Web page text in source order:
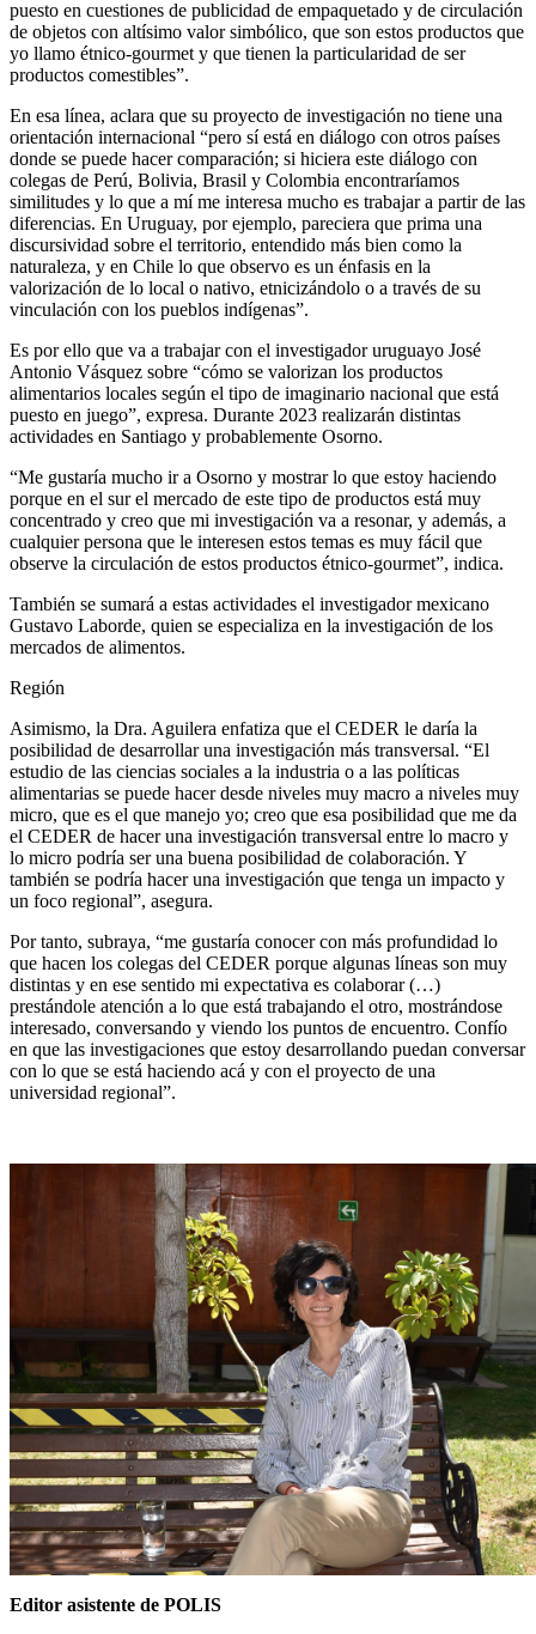
puesto en cuestiones de publicidad de empaquetado y de circulación
de objetos con altísimo valor simbólico, que son estos productos que
yo llamo étnico-gourmet y que tienen la particularidad de ser
productos comestibles”.
En esa línea, aclara que su proyecto de investigación no tiene una
orientación internacional “pero sí está en diálogo con otros países
donde se puede hacer comparación; si hiciera este diálogo con
colegas de Perú, Bolivia, Brasil y Colombia encontraríamos
similitudes y lo que a mí me interesa mucho es trabajar a partir de las
diferencias. En Uruguay, por ejemplo, pareciera que prima una
discursividad sobre el territorio, entendido más bien como la
naturaleza, y en Chile lo que observo es un énfasis en la
valorización de lo local o nativo, etnicizándolo o a través de su
vinculación con los pueblos indígenas”.
Es por ello que va a trabajar con el investigador uruguayo José
Antonio Vásquez sobre “cómo se valorizan los productos
alimentarios locales según el tipo de imaginario nacional que está
puesto en juego”, expresa. Durante 2023 realizarán distintas
actividades en Santiago y probablemente Osorno.
“Me gustaría mucho ir a Osorno y mostrar lo que estoy haciendo
porque en el sur el mercado de este tipo de productos está muy
concentrado y creo que mi investigación va a resonar, y además, a
cualquier persona que le interesen estos temas es muy fácil que
observe la circulación de estos productos étnico-gourmet”, indica.
También se sumará a estas actividades el investigador mexicano
Gustavo Laborde, quien se especializa en la investigación de los
mercados de alimentos.
Región
Asimismo, la Dra. Aguilera enfatiza que el CEDER le daría la
posibilidad de desarrollar una investigación más transversal. “El
estudio de las ciencias sociales a la industria o a las políticas
alimentarias se puede hacer desde niveles muy macro a niveles muy
micro, que es el que manejo yo; creo que esa posibilidad que me da
el CEDER de hacer una investigación transversal entre lo macro y
lo micro podría ser una buena posibilidad de colaboración. Y
también se podría hacer una investigación que tenga un impacto y
un foco regional”, asegura.
Por tanto, subraya, “me gustaría conocer con más profundidad lo
que hacen los colegas del CEDER porque algunas líneas son muy
distintas y en ese sentido mi expectativa es colaborar (…)
prestándole atención a lo que está trabajando el otro, mostrándose
interesado, conversando y viendo los puntos de encuentro. Confío
en que las investigaciones que estoy desarrollando puedan conversar
con lo que se está haciendo acá y con el proyecto de una
universidad regional”.
Editor asistente de POLIS